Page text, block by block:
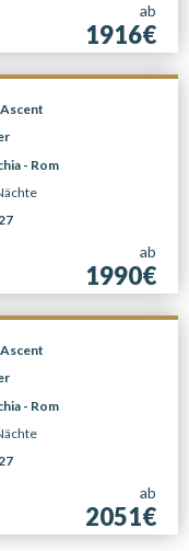
ab
1916€
- Rom
ab
1990€
- Rom
ab
2051€